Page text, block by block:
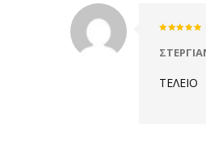
5
ΤΕΛΕΙΟ